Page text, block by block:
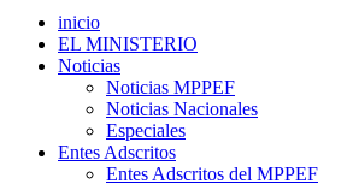
inicio
EL MINISTERIO
Noticias
Noticias MPPEF
Noticias Nacionales
Especiales
Entes Adscritos
Entes Adscritos del MPPEF